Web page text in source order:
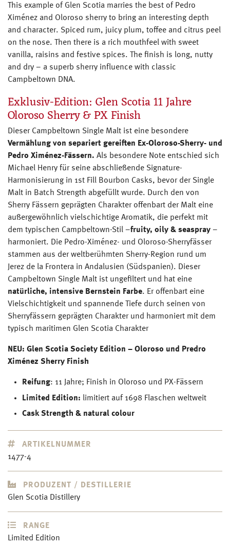
This example of Glen Scotia marries the best of Pedro
Ximénez and Oloroso sherry to bring an interesting depth
and character. Spiced rum, juicy plum, toffee and citrus peel
on the nose. Then there is a rich mouthfeel with sweet
vanilla, raisins and festive spices. The finish is long, nutty
and dry – a superb sherry influence with classic
Campbeltown DNA.
Exklusiv-Edition: Glen Scotia 11 Jahre
Oloroso Sherry & PX Finish
Dieser Campbeltown Single Malt ist eine besondere
Vermählung von separiert gereiften Ex-Oloroso-Sherry- und
Pedro Ximénez-Fässern. Als besondere Note entschied sich
Michael Henry für seine abschließende Signature-
Harmonisierung in 1st Fill Bourbon Casks, bevor der Single
Malt in Batch Strength abgefüllt wurde. Durch den von
Sherry Fässern geprägten Charakter offenbart der Malt eine
außergewöhnlich vielschichtige Aromatik, die perfekt mit
dem typischen Campbeltown-Stil –fruity, oily & seaspray –
harmoniert. Die Pedro-Ximénez- und Oloroso-Sherryfässer
stammen aus der weltberühmten Sherry-Region rund um
Jerez de la Frontera in Andalusien (Südspanien). Dieser
Campbeltown Single Malt ist ungefiltert und hat eine
natürliche, intensive Bernstein Farbe. Er offenbart eine
Vielschichtigkeit und spannende Tiefe durch seinen von
Sherryfässern geprägten Charakter und harmoniert mit dem
typisch maritimen Glen Scotia Charakter
NEU: Glen Scotia Society Edition – Oloroso und Predro
Ximénez Sherry Finish
Reifung: 11 Jahre; Finish in Oloroso und PX-Fässern
Limited Edition: limitiert auf 1698 Flaschen weltweit
Cask Strength & natural colour
ARTIKELNUMMER
1477-4
PRODUZENT / DESTILLERIE
Glen Scotia Distillery
RANGE
Limited Edition